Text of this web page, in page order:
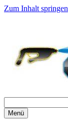
Zum Inhalt springen
Menü